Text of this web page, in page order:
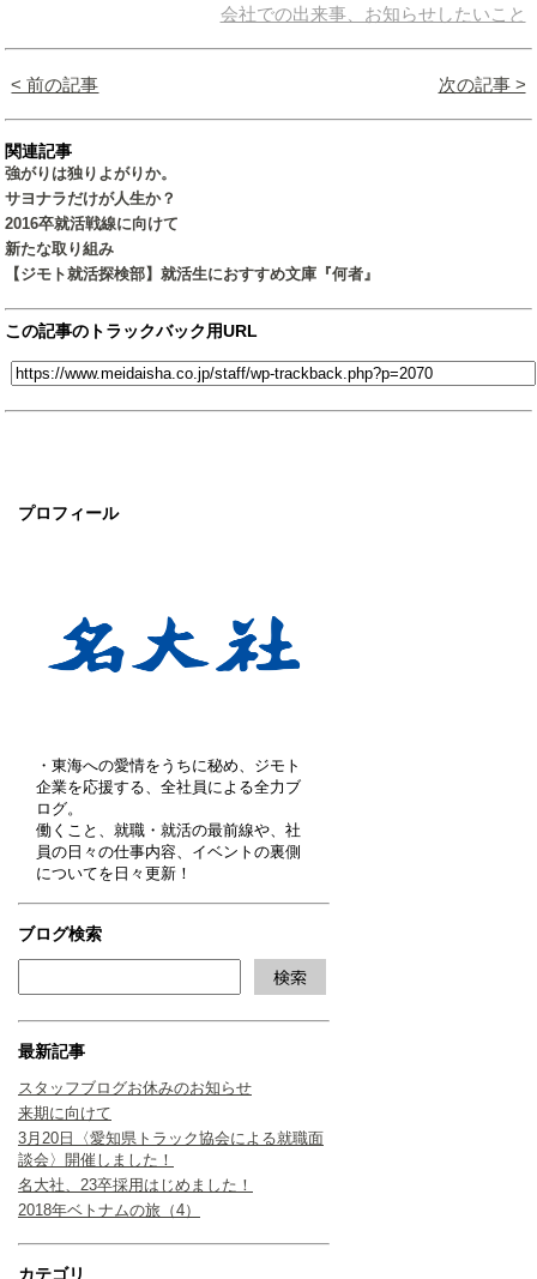
プロフィール
・東海への愛情をうちに秘め、ジモト
企業を応援する、全社員による全力ブ
ログ。
働くこと、就職・就活の最前線や、社
員の日々の仕事内容、イベントの裏側
についてを日々更新！
ブログ検索
最新記事
スタッフブログお休みのお知らせ
来期に向けて
3月20日〈愛知県トラック協会による就職面
談会〉開催しました！
名大社、23卒採用はじめました！
2018年ベトナムの旅（4）
カテゴリ
会社での出来事、お知らせしたいこと
< 前の記事 次の記事 >
関連記事
強がりは独りよがりか。
サヨナラだけが人生か？
2016卒就活戦線に向けて
新たな取り組み
【ジモト就活探検部】就活生におすすめ文庫『何者』
この記事のトラックバック用URL